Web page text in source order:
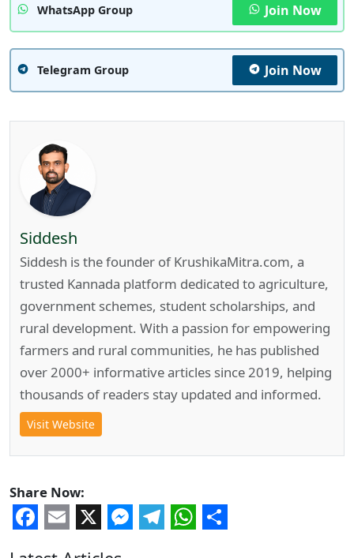
WhatsApp Group Join Now
Telegram Group Join Now
Siddesh
Siddesh is the founder of KrushikaMitra.com, a
trusted Kannada platform dedicated to agriculture,
government schemes, student scholarships, and
rural development. With a passion for empowering
farmers and rural communities, he has published
over 2000+ informative articles since 2019, helping
thousands of readers stay updated and informed.
Visit Website
Share Now: